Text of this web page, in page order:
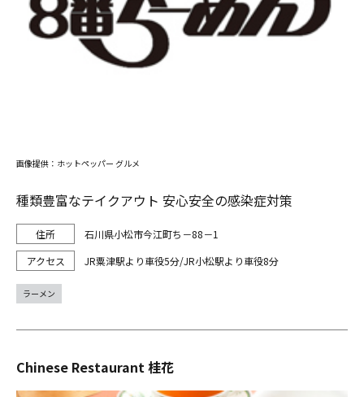
種類豊富なテイクアウト 安心安全の感染症対策
石川県小松市今江町ち－88－1
JR粟津駅より車役5分/JR小松駅より車役8分
画像提供：ホットペッパー グルメ
ラーメン
Chinese Restaurant 桂花